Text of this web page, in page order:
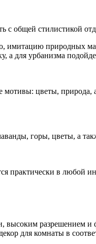
общей стилистикой
имитацию природных
а для урбанизма
цветы,
горы, цветы, а
в любой
разрешением
для комнаты в